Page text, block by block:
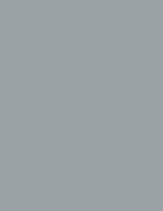
Person,
außer der
dem
die unter
des
Daten zu